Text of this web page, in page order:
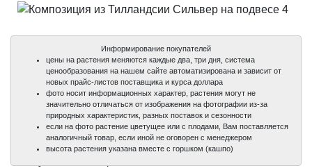
100%
100%
Информирование покупателей
цены на растения меняются каждые два, три дня, система
ценообразования на нашем сайте автоматизирована и зависит от
новых прайс-листов поставщика и курса доллара
фото носит информационных характер, растения могут не
значительно отличаться от изображения на фотографии из-за
природных характеристик, разных поставок и сезонности
если на фото растение цветущее или с плодами, Вам поставляется
аналогичный товар, если иной не оговорен с менеджером
высота растения указана вместе с горшком (кашпо)